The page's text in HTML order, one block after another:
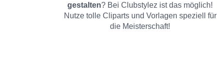
gestalten? Bei Clubstylez ist das möglich!
Nutze tolle Cliparts und Vorlagen speziell für
die Meisterschaft!